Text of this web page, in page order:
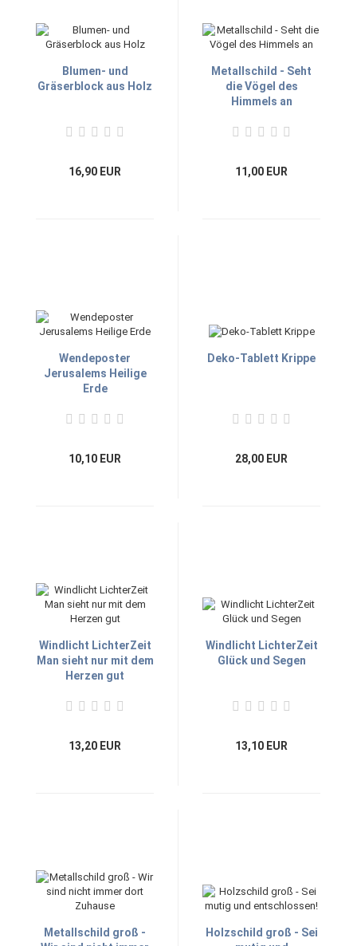
Blumen- und
Gräserblock aus Holz
16,90 EUR
Metallschild - Seht
die Vögel des
Himmels an
11,00 EUR
Wendeposter
Jerusalems Heilige
Erde
10,10 EUR
Deko-Tablett Krippe
28,00 EUR
Windlicht LichterZeit
Man sieht nur mit dem
Herzen gut
13,20 EUR
Windlicht LichterZeit
Glück und Segen
13,10 EUR
Metallschild groß -
Holzschild groß - Sei